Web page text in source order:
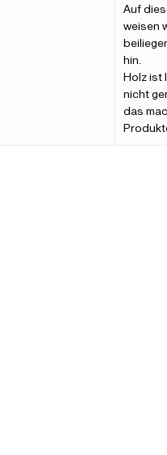
Auf
weisen
hin.
Holz ist
nicht
das